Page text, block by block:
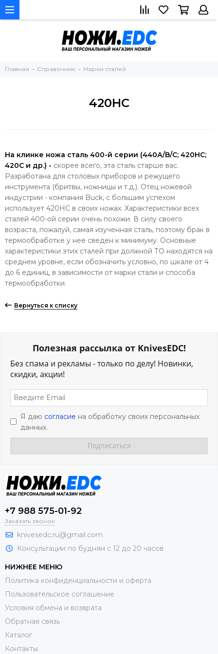
Главная Справочник Марки сталей
420HC
На клинке ножа сталь 400-й серии (440А/B/C; 420HC;
420C и др.) - скорее всего, эта сталь старше вас.
Разработана для столовых приборов и режущего
инструмента (бритвы, ножницы и т.д.). Отец ножевой
индустрии - компания Buck, с большим успехом
использует 420HC в своих ножах. Характеристики всех
сталей 400-ой серии очень похожи. В силу своего
возраста, пожалуй, самая изученная сталь, поэтому брак в
термообработке у нее сведен к минимуму. Основные
характеристики этих сталей при должной ТО находятся на
среднем уровне, если обозначить условно, по шкале от 4
до 6 единиц, в зависимости от марки стали и способа
термообработки.
Вернуться к списку
Полезная рассылка от KnivesEDC!
Без спама и рекламы - только по делу! Новинки,
скидки, акции!
Я даю согласие на обработку своих персональных
данных.
+7 988 575-01-92
Заказать звонок
knivesedc.ru@gmail.com
Консультации по будням с 12 до 20 часов
НИЖНЕЕ МЕНЮ
Политика конфиденциальности и оферта
Пользовательское соглашение
Условия обмена и возврата
Обратная связь
Каталог
Контакты